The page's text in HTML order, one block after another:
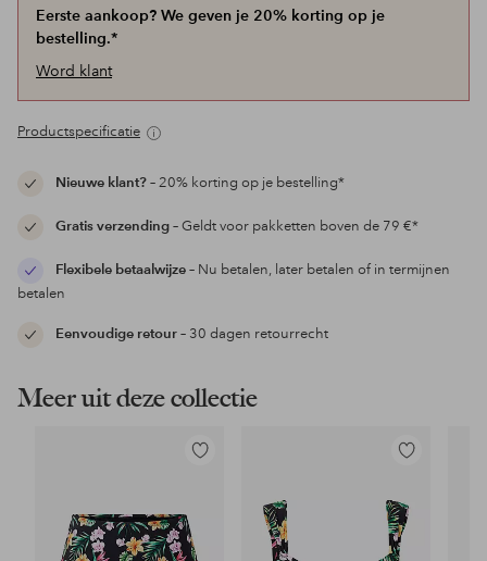
Eerste aankoop? We geven je 20% korting op je
bestelling.*
Word klant
Productspecificatie
Nieuwe klant?– 20% korting op je bestelling*
Gratis verzending– Geldt voor pakketten boven de 79 €*
Flexibele betaalwijze– Nu betalen, later betalen of in termijnen
betalen
Eenvoudige retour– 30 dagen retourrecht
Meer uit deze collectie
Toevoegen
Toevoegen
favorieten